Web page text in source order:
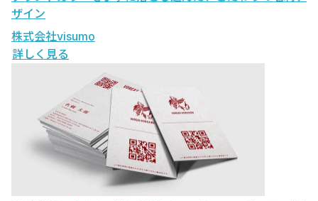
ザイン
株式会社visumo
詳しく見る